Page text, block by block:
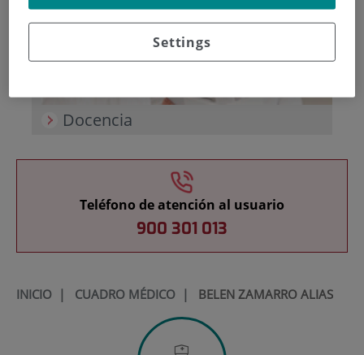
Docencia
Teléfono de atención al usuario
900 301 013
INICIO| CUADRO MÉDICO| BELEN ZAMARRO ALIAS
Settings